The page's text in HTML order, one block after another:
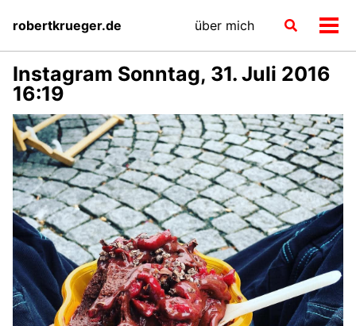
primary
navigation
content
footer
robertkrueger.de über mich
Toggle
Instagram Sonntag, 31. Juli 2016
16:19